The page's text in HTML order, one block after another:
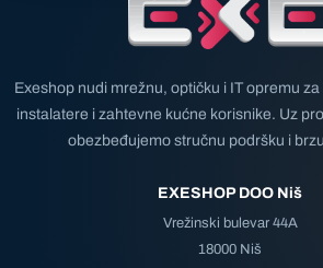
Exeshop nudi mrežnu, optičku i IT opremu
instalatere i zahtevne kućne korisnike. Uz
obezbeđujemo stručnu podršku i
EXESHOP DOO Niš
Vrežinski bulevar 44A
18000 Niš